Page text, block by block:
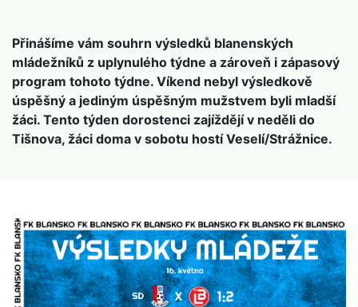
Přinášíme vám souhrn výsledků blanenských
mládežníků z uplynulého týdne a zároveň i zápasový
program tohoto týdne. Víkend nebyl výsledkově
úspěšný a jediným úspěšným mužstvem byli mladší
žáci. Tento týden dorostenci zajíždějí v neděli do
Tišnova, žáci doma v sobotu hostí Veselí/Strážnice.